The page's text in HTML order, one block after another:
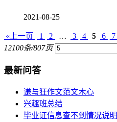
2021-08-25
«上一页 1 2 … 3 4 5 6 7
12100条/807页
最新问答
谦与狂作文范文木心
兴趣班总结
毕业证信息查不到情况说明